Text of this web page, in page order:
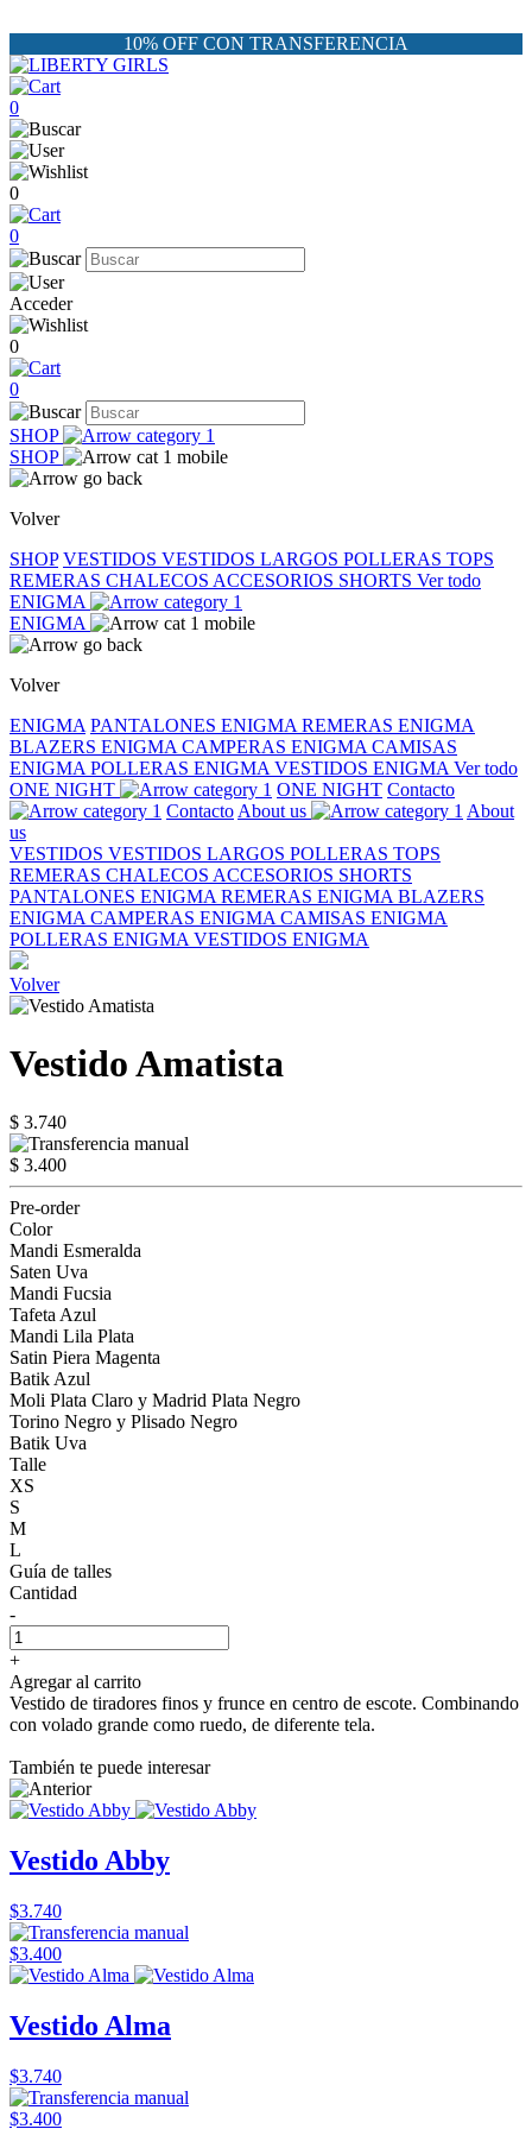
10% OFF CON TRANSFERENCIA
0
0
0
Acceder
0
0
SHOP
SHOP
Volver
SHOP VESTIDOS VESTIDOS LARGOS POLLERAS TOPS
REMERAS CHALECOS ACCESORIOS SHORTS Ver todo
ENIGMA
ENIGMA
Volver
ENIGMA PANTALONES ENIGMA REMERAS ENIGMA
BLAZERS ENIGMA CAMPERAS ENIGMA CAMISAS
ENIGMA POLLERAS ENIGMA VESTIDOS ENIGMA Ver todo
ONE NIGHT
ONE NIGHT Contacto
Contacto About us
About
us
VESTIDOS VESTIDOS LARGOS POLLERAS TOPS
REMERAS CHALECOS ACCESORIOS SHORTS
PANTALONES ENIGMA REMERAS ENIGMA BLAZERS
ENIGMA CAMPERAS ENIGMA CAMISAS ENIGMA
POLLERAS ENIGMA VESTIDOS ENIGMA
Volver
Vestido Amatista
$ 3.740
$ 3.400
Pre-order
Color
Mandi Esmeralda
Saten Uva
Mandi Fucsia
Tafeta Azul
Mandi Lila Plata
Satin Piera Magenta
Batik Azul
Moli Plata Claro y Madrid Plata Negro
Torino Negro y Plisado Negro
Batik Uva
Talle
XS
S
M
L
Guía de talles
Cantidad
-
+
Agregar al carrito
Vestido de tiradores finos y frunce en centro de escote. Combinando
con volado grande como ruedo, de diferente tela.
También te puede interesar
Vestido Abby
$3.740
$3.400
Vestido Alma
$3.740
$3.400